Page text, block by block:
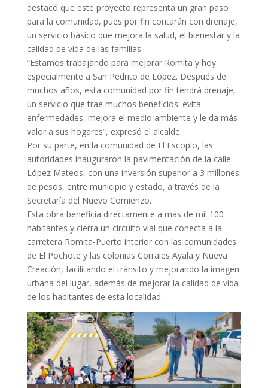
destacó que este proyecto representa un gran paso
para la comunidad, pues por fin contarán con drenaje,
un servicio básico que mejora la salud, el bienestar y la
calidad de vida de las familias.
“Estamos trabajando para mejorar Romita y hoy
especialmente a San Pedrito de López. Después de
muchos años, esta comunidad por fin tendrá drenaje,
un servicio que trae muchos beneficios: evita
enfermedades, mejora el medio ambiente y le da más
valor a sus hogares”, expresó el alcalde.
Por su parte, en la comunidad de El Escoplo, las
autoridades inauguraron la pavimentación de la calle
López Mateos, con una inversión superior a 3 millones
de pesos, entre municipio y estado, a través de la
Secretaría del Nuevo Comienzo.
Esta obra beneficia directamente a más de mil 100
habitantes y cierra un circuito vial que conecta a la
carretera Romita-Puerto interior con las comunidades
de El Pochote y las colonias Corrales Ayala y Nueva
Creación, facilitando el tránsito y mejorando la imagen
urbana del lugar, además de mejorar la calidad de vida
de los habitantes de esta localidad.